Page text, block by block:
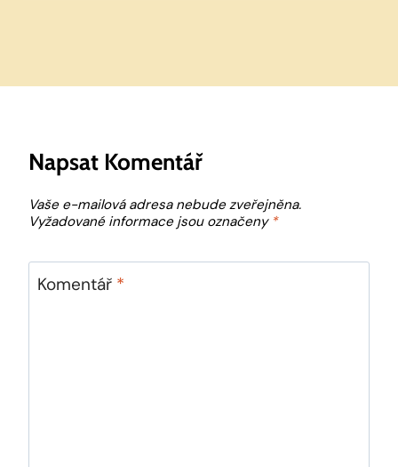
Napsat Komentář
Vaše e-mailová adresa nebude zveřejněna.
Vyžadované informace jsou označeny *
Komentář *